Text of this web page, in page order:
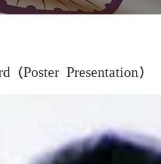
(Poster Presentation)